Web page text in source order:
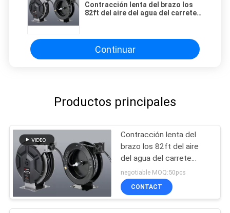
Contracción lenta del brazo los
82ft del aire del agua del carrete
Continuar
Productos principales
Contracción lenta del
brazo los 82ft del aire
del agua del carrete
doble de la manguera
negotiable MOQ:50pcs
CONTACT